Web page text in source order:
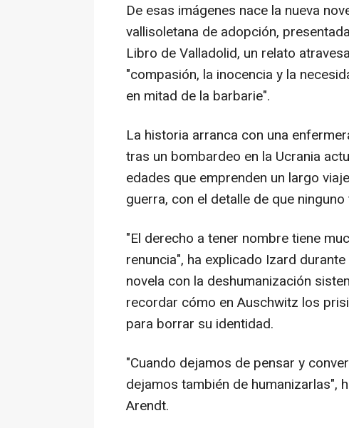
De esas imágenes nace la nueva
vallisoletana de adopción,
Libro de Valladolid, un relato
"compasión, la inocencia y la
en mitad de la barbarie".
La historia arranca con una
tras un bombardeo en la Ucrania
edades que emprenden un largo
guerra, con el detalle de que
"El derecho a tener nombre tiene
renuncia", ha explicado Izard
novela con la deshumanización
recordar cómo en Auschwitz los
para borrar su identidad.
"Cuando dejamos de pensar y
dejamos también de humanizarlas",
Arendt.